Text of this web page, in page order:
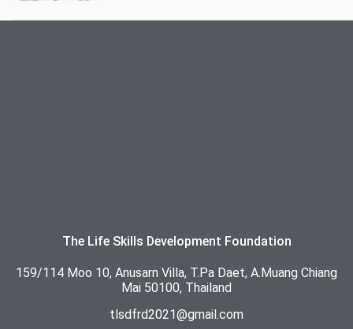
The Life Skills Development Foundation
159/114 Moo 10, Anusarn Villa, T.Pa Daet, A.Muang Chiang
Mai 50100, Thailand
tlsdfrd2021@gmail.com